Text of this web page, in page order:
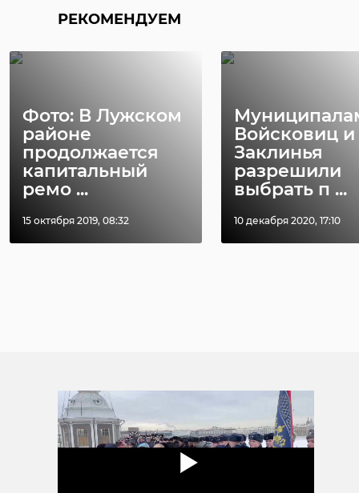
РЕКОМЕНДУЕМ
Фото: В Лужском
районе
продолжается
капитальный
ремо ...
15 октября 2019, 08:32
Войсковиц и
Заклинья
разрешили
выбрать п ...
10 декабря 2020, 17:10